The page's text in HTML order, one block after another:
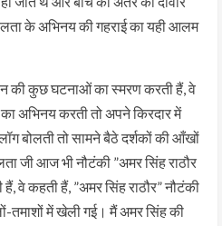
के अभिनय की गहराई का यही आलम
की कुछ घटनाओं का स्मरण करती हैं, वे
का अभिनय करती तो अपने किरदार में
बोलती तो सामने बैठे दर्शकों की आँखों
आज भी नौटंकी ”अमर सिंह राठौर
वे कहती हैं, ”अमर सिंह राठौर” नौटंकी
तमाशों में खेली गई। मैं अमर सिंह की